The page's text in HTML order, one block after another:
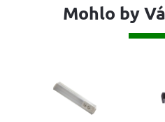
Mohlo by